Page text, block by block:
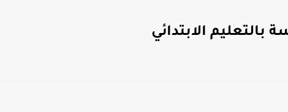
بالتعليم الابتدائي